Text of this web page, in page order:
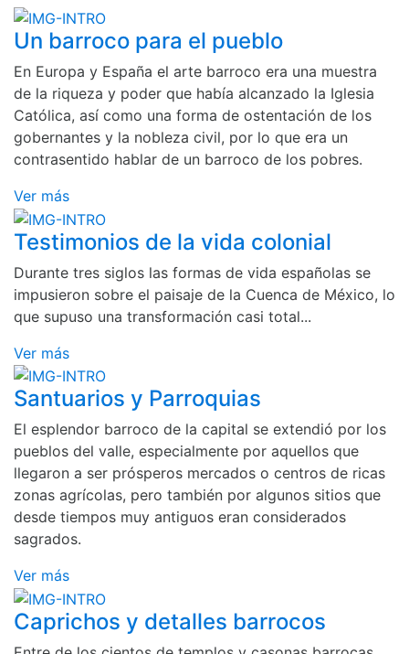
Un barroco para el pueblo
En Europa y España el arte barroco era una muestra
de la riqueza y poder que había alcanzado la Iglesia
Católica, así como una forma de ostentación de los
gobernantes y la nobleza civil, por lo que era un
contrasentido hablar de un barroco de los pobres.
Ver más
Testimonios de la vida colonial
Durante tres siglos las formas de vida españolas se
impusieron sobre el paisaje de la Cuenca de México, lo
que supuso una transformación casi total...
Ver más
Santuarios y Parroquias
El esplendor barroco de la capital se extendió por los
pueblos del valle, especialmente por aquellos que
llegaron a ser prósperos mercados o centros de ricas
zonas agrícolas, pero también por algunos sitios que
desde tiempos muy antiguos eran considerados
sagrados.
Ver más
Caprichos y detalles barrocos